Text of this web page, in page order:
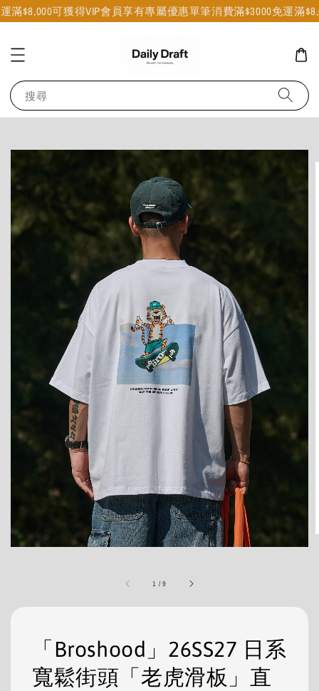
滿$8,000可獲得VIP會員享有專屬優惠單筆消費滿$3000免運滿
搜尋
1 /9
「Broshood」26SS27 日系
寬鬆街頭「老虎滑板」直